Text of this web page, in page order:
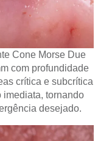
Cone Morse Due
com profundidade
crítica e subcrítica
imediata, tornando
desejado.